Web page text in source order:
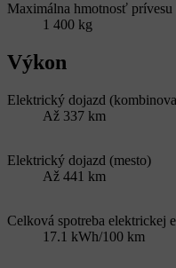
Maximálna hmotnosť prívesu
1 400 kg
Výkon
Elektrický dojazd
Až 337 km
Elektrický dojazd (mesto)
Až 441 km
Celková spotreba elektrickej
17.1 kWh/100 km